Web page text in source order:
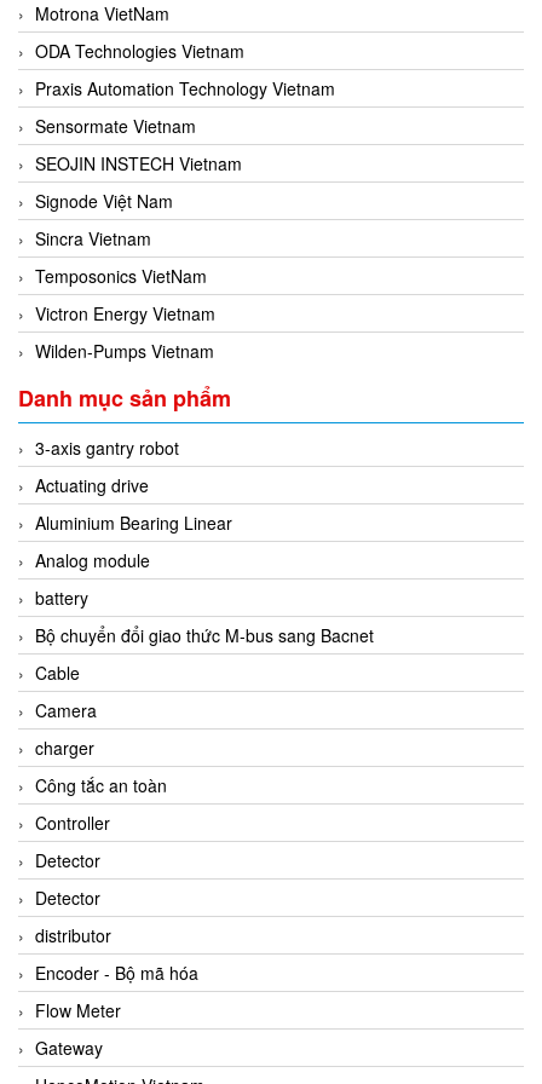
Motrona VietNam
ODA Technologies Vietnam
Praxis Automation Technology Vietnam
Sensormate Vietnam
SEOJIN INSTECH Vietnam
Signode Việt Nam
Sincra Vietnam
Temposonics VietNam
Victron Energy Vietnam
Wilden-Pumps Vietnam
Danh mục sản phẩm
3-axis gantry robot
Actuating drive
Aluminium Bearing Linear
Analog module
battery
Bộ chuyển đổi giao thức M-bus sang Bacnet
Cable
Camera
charger
Công tắc an toàn
Controller
Detector
Detector
distributor
Encoder - Bộ mã hóa
Flow Meter
Gateway